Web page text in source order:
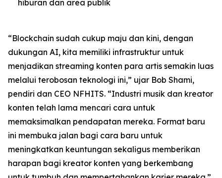
hiburan dan area publik
“Blockchain sudah cukup maju dan kini, dengan
dukungan AI, kita memiliki infrastruktur untuk
menjadikan streaming konten para artis semakin luas
melalui terobosan teknologi ini,” ujar Bob Shami,
pendiri dan CEO NFHITS. “Industri musik dan kreator
konten telah lama mencari cara untuk
memaksimalkan pendapatan mereka. Format baru
ini membuka jalan bagi cara baru untuk
meningkatkan keuntungan sekaligus memberikan
harapan bagi kreator konten yang berkembang